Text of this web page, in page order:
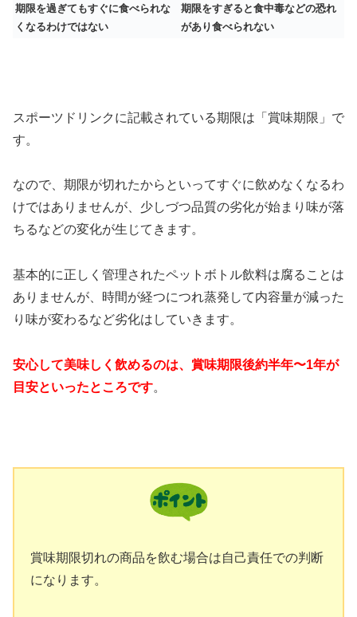
期限を過ぎてもすぐに食べられな
くなるわけではない
期限をすぎると食中毒などの恐れ
があり食べられない
スポーツドリンクに記載されている期限は「賞味期限」で
す。
なので、期限が切れたからといってすぐに飲めなくなるわ
けではありませんが、少しづつ品質の劣化が始まり味が落
ちるなどの変化が生じてきます。
基本的に正しく管理されたペットボトル飲料は腐ることは
ありませんが、時間が経つにつれ蒸発して内容量が減った
り味が変わるなど劣化はしていきます。
安心して美味しく飲めるのは、賞味期限後約半年〜1年が
目安といったところです。
賞味期限切れの商品を飲む場合は自己責任での判断
になります。